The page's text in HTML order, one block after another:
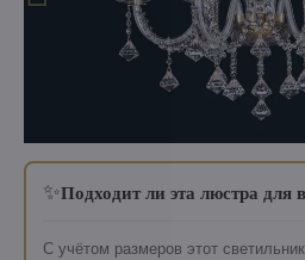
✨Подходит ли эта люстра
С учётом размеров этот